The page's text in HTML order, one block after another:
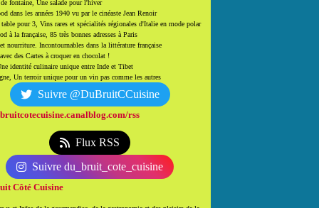
fontaine, Une salade pour l'hiver
dans les années 1940 vu par le cinéaste Jean Renoir
pour 3, Vins rares et spécialités régionales d'Italie en mode polar
à la française, 85 très bonnes adresses à Paris
nourriture. Incontournables dans la littérature française
des Cartes à croquer en chocolat !
identité culinaire unique entre Inde et Tibet
Un terroir unique pour un vin pas comme les autres
Suivre @DuBruitCCuisine
rss
Flux RSS
Suivre du_bruit_cote_cuisine
Côté Cuisine